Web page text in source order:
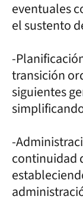
eventuales
el sustento
-
transición
siguientes
-
continuidad